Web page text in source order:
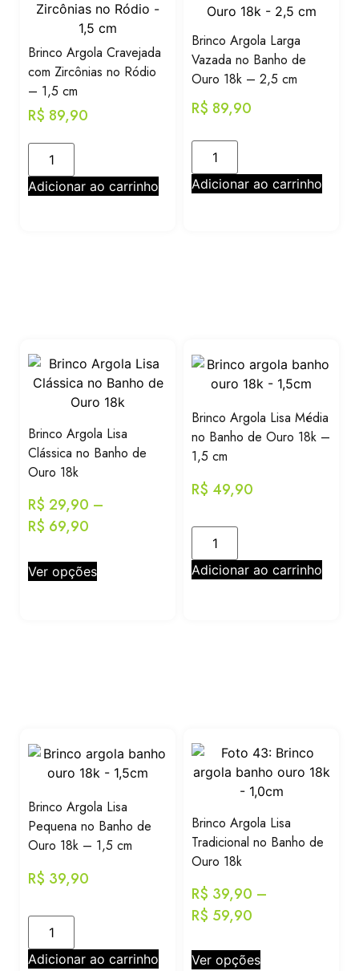
Brinco Argola Cravejada
com Zircônias no Ródio
– 1,5 cm
R$ 89,90
Adicionar ao carrinho
Brinco Argola Larga
Vazada no Banho de
Ouro 18k – 2,5 cm
R$ 89,90
Adicionar ao carrinho
Brinco Argola Lisa
Clássica no Banho de
Ouro 18k
R$ 29,90 –
R$ 69,90
Ver opções
Brinco Argola Lisa Média
no Banho de Ouro 18k –
1,5 cm
R$ 49,90
Adicionar ao carrinho
Brinco Argola Lisa
Pequena no Banho de
Ouro 18k – 1,5 cm
R$ 39,90
Adicionar ao carrinho
Brinco Argola Lisa
Tradicional no Banho de
Ouro 18k
R$ 39,90 –
R$ 59,90
Ver opções